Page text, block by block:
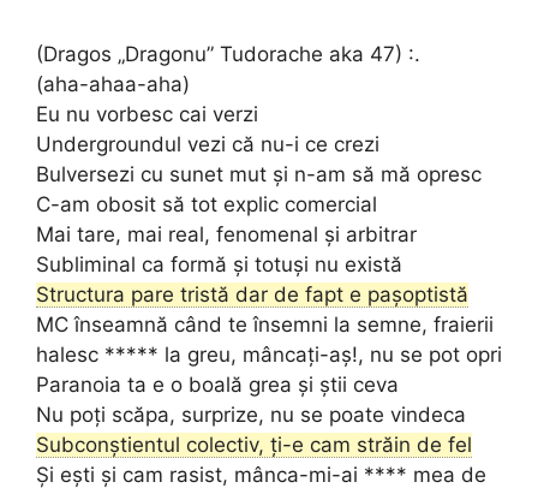
(Dragos „Dragonu” Tudorache aka 47) :.
(aha-ahaa-aha)
Eu nu vorbesc cai verzi
Undergroundul vezi că nu-i ce crezi
Bulversezi cu sunet mut și n-am să mă opresc
C-am obosit să tot explic comercial
Mai tare, mai real, fenomenal și arbitrar
Subliminal ca formă și totuși nu există
Structura pare tristă dar de fapt e pașoptistă
MC înseamnă când te însemni la semne, fraierii
halesc ***** la greu, mâncați-aș!, nu se pot opri
Paranoia ta e o boală grea și știi ceva
Nu poți scăpa, surprize, nu se poate vindeca
Subconștientul colectiv, ți-e cam străin de fel
Și ești și cam rasist, mânca-mi-ai **** mea de